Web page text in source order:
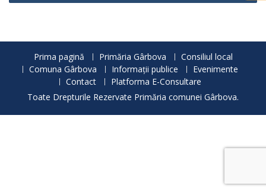
Prima pagină Primăria Gârbova
Consiliul local
Comuna Gârbova
Informații publice
Evenimente
Contact
Platforma E-Consultare
Toate Drepturile Rezervate Primăria comunei Gârbova.